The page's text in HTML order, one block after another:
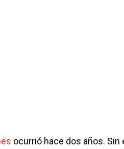
ocurrió hace dos años. Sin